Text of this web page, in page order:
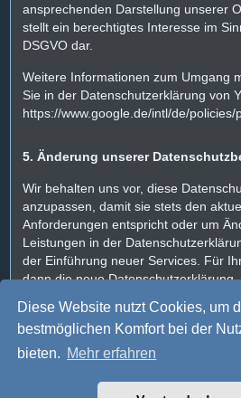
Diese Website nutzt Cookies, um
bestmöglichen Komfort bei der
bieten. Mehr erfahren
ansprechenden Darstellung unserer
stellt ein berechtigtes Interesse im
DSGVO dar.
Weitere Informationen zum Umgang
Sie in der Datenschutzerklärung von
https://www.google.de/intl/de/policies/
5. Änderung unserer
Wir behalten uns vor, diese
anzupassen, damit sie stets den
Anforderungen entspricht oder um
Leistungen in der
der Einführung neuer Services. Für
dann die neue Datenschutzerklärung.
Foren-Übersicht Alle Cookies
Powered byphpBB
Style: Multi Design by Joyce&Luna